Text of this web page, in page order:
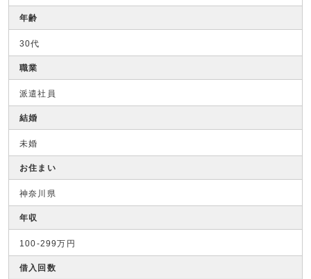
年齢
30代
職業
派遣社員
結婚
未婚
お住まい
神奈川県
年収
100-299万円
借入回数